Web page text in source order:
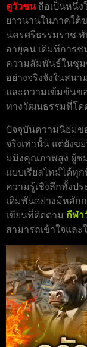
ดูวัวชนถือเป็นหนึ่ง
ยาวนานในภาคใต้
นครศรีธรรมราช
อายุคน เดิมทีการช
ความสัมพันธ์ในชุม
อย่างจริงจังในสน
และความเข้มข้นข
ทางวัฒนธรรมที่โด
ปัจจุบันความนิยมข
จริงเท่านั้น แต่ยังข
มมิงคุณภาพสูง ผู้ช
แบบเรียลไทม์ได้ทุ
ความรู้เชิงลึกทั้งป
เดิมพันอย่างมีหลัก
เขียนที่ติดตาม กีฬา
สามารถเข้าใจแล